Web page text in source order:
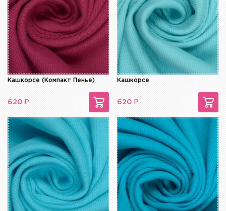
Кашкорсе (Компакт Пенье)
620 ₽
Кашкорсе
620 ₽